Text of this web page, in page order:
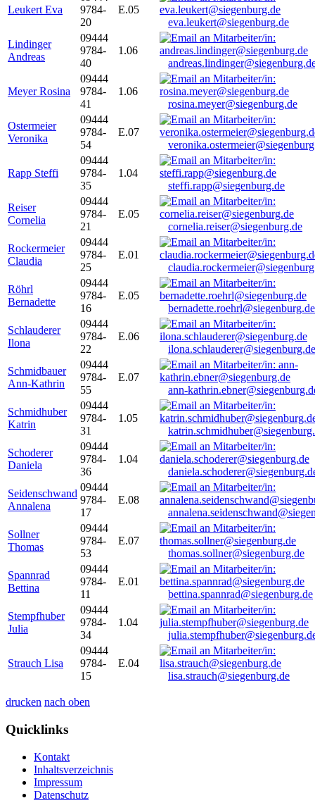
Leukert Eva
9784-
20
E.05
eva.leukert@siegenburg.de
Lindinger
Andreas
09444
9784-
40
1.06
Meyer Rosina
09444
9784-
41
1.06
rosina.meyer@siegenburg.de
Ostermeier
Veronika
09444
9784-
54
E.07
Rapp Steffi
09444
9784-
35
1.04
steffi.rapp@siegenburg.de
Reiser
Cornelia
09444
9784-
21
E.05
cornelia.reiser@siegenburg.de
Rockermeier
Claudia
09444
9784-
25
E.01
Röhrl
Bernadette
09444
9784-
16
E.05
bernadette.roehrl@siegenburg.de
Schlauderer
Ilona
09444
9784-
22
E.06
ilona.schlauderer@siegenburg.de
Schmidbauer
Ann-Kathrin
09444
9784-
55
E.07
ann-
Schmidhuber
Katrin
09444
9784-
31
1.05
Schoderer
Daniela
09444
9784-
36
1.04
Seidenschwand
Annalena
09444
9784-
17
E.08
Sollner
Thomas
09444
9784-
53
E.07
thomas.sollner@siegenburg.de
Spannrad
Bettina
09444
9784-
11
E.01
bettina.spannrad@siegenburg.de
Stempfhuber
Julia
09444
9784-
34
1.04
Strauch Lisa
09444
9784-
15
E.04
lisa.strauch@siegenburg.de
drucken nach oben
Quicklinks
Kontakt
Inhaltsverzeichnis
Impressum
Datenschutz